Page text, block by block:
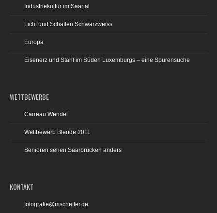
Industriekultur im Saartal
Licht und Schatten Schwarzweiss
Europa
Eisenerz und Stahl im Süden Luxemburgs – eine Spurensuche
WETTBEWERBE
Carreau Wendel
Wettbewerb Blende 2011
Senioren sehen Saarbrücken anders
KONTAKT
fotografie@mscheffer.de